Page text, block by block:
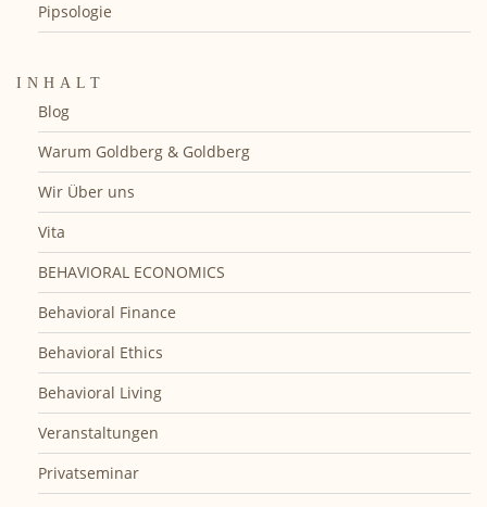
Pipsologie
INHALT
Blog
Warum Goldberg & Goldberg
Wir Über uns
Vita
BEHAVIORAL ECONOMICS
Behavioral Finance
Behavioral Ethics
Behavioral Living
Veranstaltungen
Privatseminar